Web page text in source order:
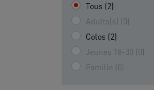
Tous (2)
Adulte(s) (0)
Colos (2)
Jeunes 18-30 (0)
Famille (0)